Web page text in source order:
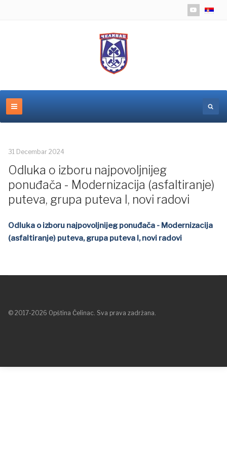
31 Decembar 2024
Odluka o izboru najpovoljnijeg
ponuđača - Modernizacija (asfaltiranje)
puteva, grupa puteva I, novi radovi
Odluka o izboru najpovoljnijeg ponuđača - Modernizacija
(asfaltiranje) puteva, grupa puteva I, novi radovi
© 2017-2026 Opština Čelinac. Sva prava zadržana.